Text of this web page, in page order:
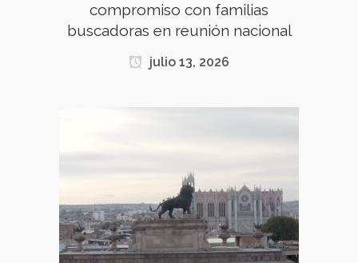
compromiso con familias
buscadoras en reunión nacional
julio 13, 2026